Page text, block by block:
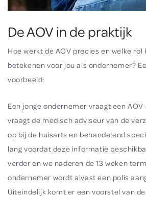
De AOV in de praktijk
Hoe werkt de AOV precies en welke rol
betekenen voor jou als ondernemer?
voorbeeld:
Een jonge ondernemer vraagt een AOV
vraagt de medisch adviseur van de
op bij de huisarts en behandelend
lang voordat deze informatie
verder en we naderen de 13 weken
ondernemer wordt alvast een polis
Uiteindelijk komt er een voorstel van